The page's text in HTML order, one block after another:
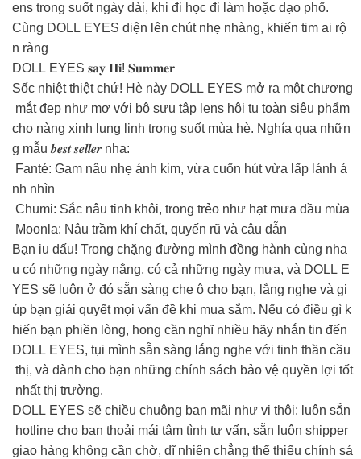
ens trong suốt ngày dài, khi đi học đi làm hoặc dạo phố.
Cùng DOLL EYES diện lên chút nhẹ nhàng, khiến tim ai rộ
n ràng
DOLL EYES 𝐬𝐚𝐲 𝐇𝐢! 𝐒𝐮𝐦𝐦𝐞𝐫
Sốc nhiệt thiệt chứ! Hè này DOLL EYES mở ra một chương
mắt đẹp như mơ với bộ sưu tập lens hội tụ toàn siêu phẩm
cho nàng xinh lung linh trong suốt mùa hè. Nghía qua nhữn
g mẫu 𝒃𝒆𝒔𝒕 𝒔𝒆𝒍𝒍𝒆𝒓 nha:
Fanté: Gam nâu nhẹ ánh kim, vừa cuốn hút vừa lấp lánh á
nh nhìn
Chumi: Sắc nâu tinh khôi, trong trẻo như hạt mưa đầu mùa
Moonla: Nâu trầm khí chất, quyến rũ và câu dẫn
Bạn iu dấu! Trong chặng đường mình đồng hành cùng nha
u có những ngày nắng, có cả những ngày mưa, và DOLL E
YES sẽ luôn ở đó sẵn sàng che ô cho bạn, lắng nghe và gi
úp bạn giải quyết mọi vấn đề khi mua sắm. Nếu có điều gì k
hiến bạn phiền lòng, hong cần nghĩ nhiều hãy nhắn tin đến
DOLL EYES, tụi mình sẵn sàng lắng nghe với tinh thần cầu
thị, và dành cho bạn những chính sách bảo vệ quyền lợi tốt
nhất thị trường.
DOLL EYES sẽ chiều chuộng bạn mãi như vị thôi: luôn sẵn
hotline cho bạn thoải mái tâm tình tư vấn, sẵn luôn shipper
giao hàng không cần chờ, dĩ nhiên chẳng thể thiếu chính sá